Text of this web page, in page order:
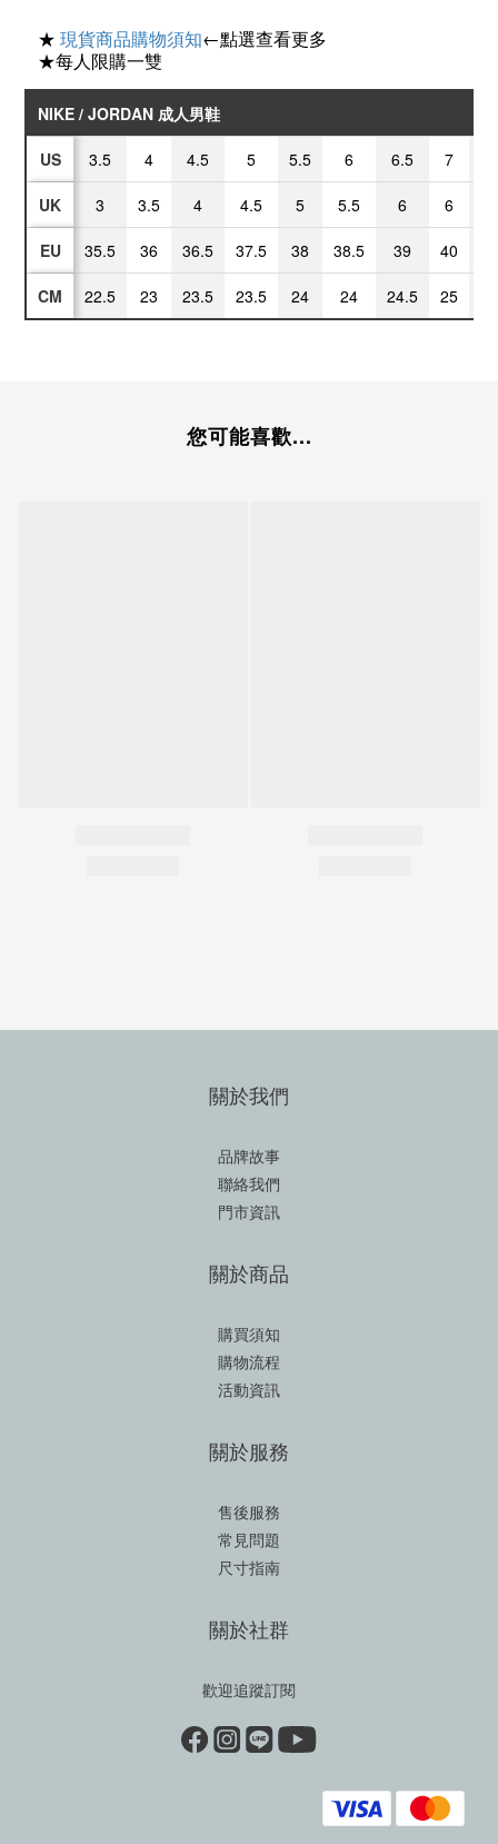
★ 現貨商品購物須知←點選查看更多
★每人限購一雙
NIKE / JORDAN 成人男鞋
US 3.5 4 4.5 5 5.5 6 6.5 7
UK 3 3.5 4 4.5 5 5.5 6 6
EU 35.5 36 36.5 37.5 38 38.5 39 40
CM 22.5 23 23.5 23.5 24 24 24.5 25
您可能喜歡...
關於我們
品牌故事
聯絡我們
門市資訊
關於商品
購買須知
購物流程
活動資訊
關於服務
售後服務
常見問題
尺寸指南
關於社群
歡迎追蹤訂閱